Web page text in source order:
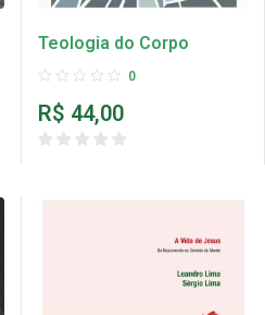
Teologia do Corpo
0
R$ 44,00